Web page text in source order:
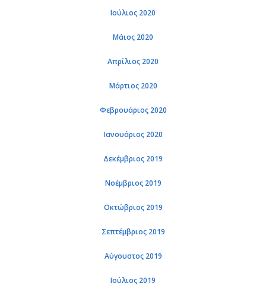
Ιούλιος 2020
Μάιος 2020
Απρίλιος 2020
Μάρτιος 2020
Φεβρουάριος 2020
Ιανουάριος 2020
Δεκέμβριος 2019
Νοέμβριος 2019
Οκτώβριος 2019
Σεπτέμβριος 2019
Αύγουστος 2019
Ιούλιος 2019